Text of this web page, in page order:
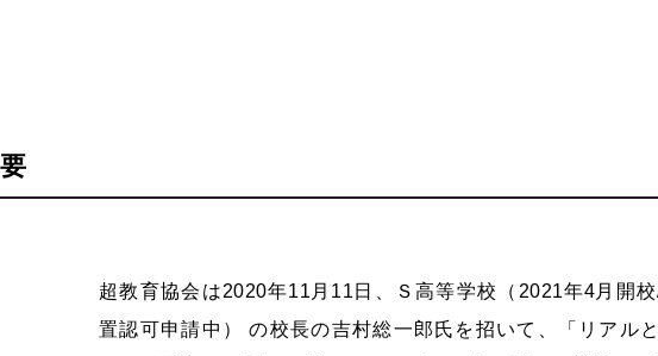
超教育協会は2020年11 月 11 日、Ｓ高等学校（ 2021年4月開校
置認可申請中） の校長の吉村総一郎氏を招いて、「リアル